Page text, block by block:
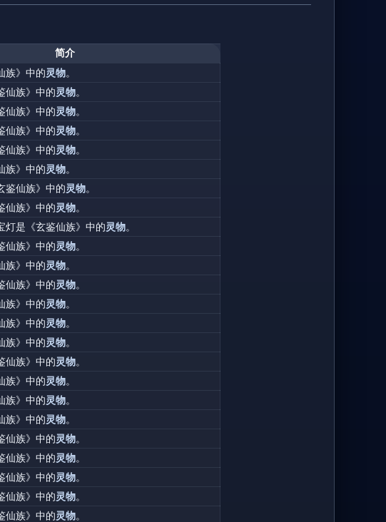
简介
族》中的灵物。
仙族》中的灵物。
仙族》中的灵物。
仙族》中的灵物。
仙族》中的灵物。
族》中的灵物。
鉴仙族》中的灵物。
仙族》中的灵物。
灯是《玄鉴仙族》中的灵物。
仙族》中的灵物。
族》中的灵物。
仙族》中的灵物。
族》中的灵物。
族》中的灵物。
族》中的灵物。
仙族》中的灵物。
族》中的灵物。
族》中的灵物。
族》中的灵物。
仙族》中的灵物。
仙族》中的灵物。
仙族》中的灵物。
仙族》中的灵物。
仙族》中的灵物。